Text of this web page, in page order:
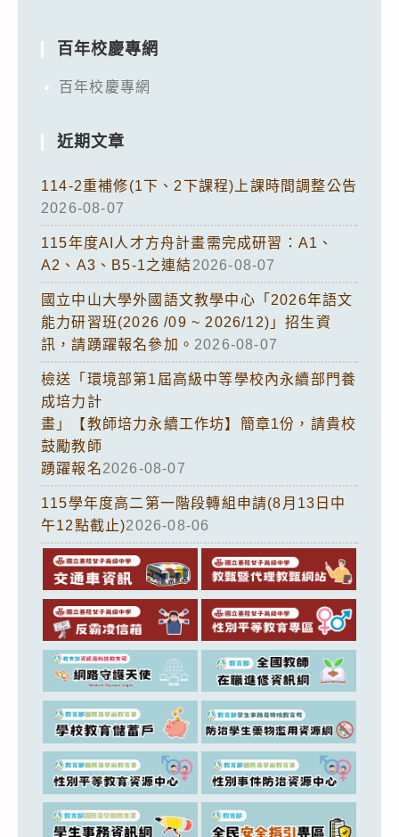
百年校慶專網
百年校慶專網
近期文章
114-2重補修(1下、2下課程)上課時間調整公告
2026-08-07
115年度AI人才方舟計畫需完成研習：A1、
A2、A3、B5-1之連結2026-08-07
國立中山大學外國語文教學中心「2026年語文
能力研習班(2026 /09 ~ 2026/12)」招生資
訊，請踴躍報名參加。 2026-08-07
檢送「環境部第1屆高級中等學校內永續部門養
成培力計
畫」【教師培力永續工作坊】簡章1份，請貴校
鼓勵教師
踴躍報名2026-08-07
115學年度高二第一階段轉組申請(8月13日中
午12點截止)2026-08-06